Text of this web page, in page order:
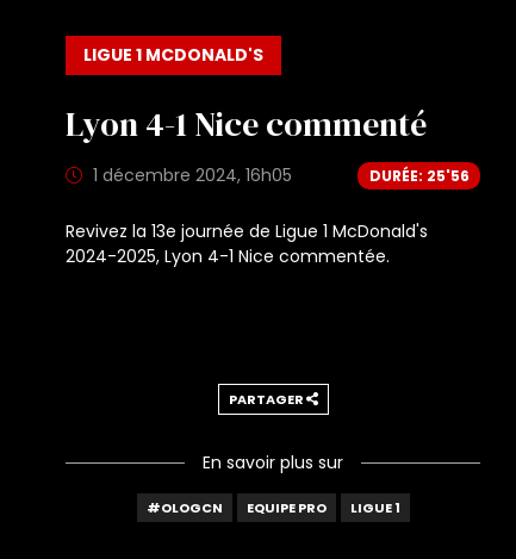
LIGUE 1 MCDONALD'S
Lyon 4-1 Nice commenté
1 décembre 2024, 16h05 DURÉE: 25'56
Revivez la 13e journée de Ligue 1 McDonald's
2024-2025, Lyon 4-1 Nice commentée.
PARTAGER
En savoir plus sur
#OLOGCN EQUIPE PRO LIGUE 1